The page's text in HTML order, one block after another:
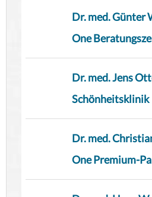
Dr. med. Günter
One
Dr. med. Jens
Schönheitsklinik
Dr. med.
One Premium-